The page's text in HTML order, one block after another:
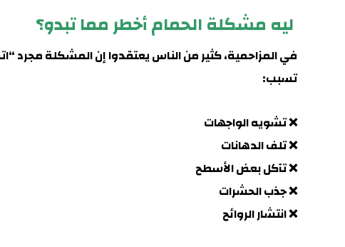
ليه مشكلة الحمام أخطر مما تبدو؟
فيالمزاحمية، كثير من الناس يعتقدوا إن المشكلة مجرد
تسبب:
❌ تشويه الواجهات
❌ تلف الدهانات
❌ تآكل بعض الأسطح
❌ جذب الحشرات
❌ انتشار الروائح